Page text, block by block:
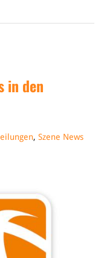
in den
, Szene News